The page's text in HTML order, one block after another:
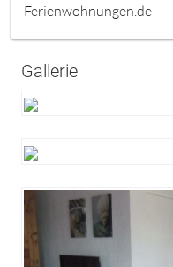
Ferienwohnungen.de
Gallerie